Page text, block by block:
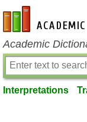
en-academic.com
Academic
Interpretations